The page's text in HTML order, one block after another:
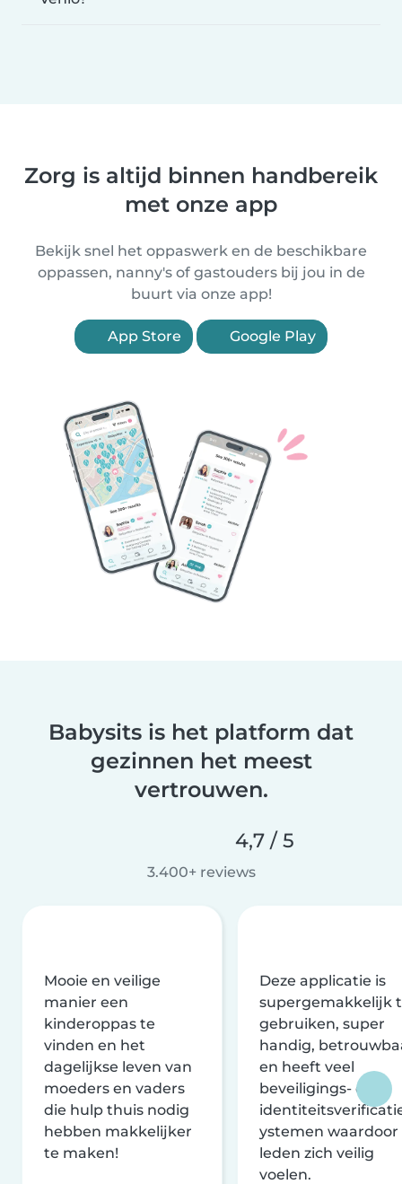
Zorg is altijd binnen handbereik
met onze app
Bekijk snel het oppaswerk en de beschikbare
oppassen, nanny's of gastouders bij jou in de
buurt via onze app!
App Store Google Play
Babysits is het platform dat
gezinnen het meest
vertrouwen.
4,7 / 5
3.400+ reviews
Mooie en veilige
manier een
kinderoppas te
vinden en het
dagelijkse leven van
moeders en vaders
die hulp thuis nodig
hebben makkelijker
te maken!
Deze applicatie is
supergemakkelijk
gebruiken, super
handig,
en heeft veel
beveiligings- en
ystemen waardoor
leden zich veilig
voelen.